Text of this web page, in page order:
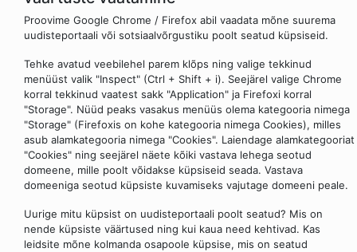
Proovime Google Chrome / Firefox abil vaadata mõne suurema
uudisteportaali või sotsiaalvõrgustiku poolt seatud küpsiseid.
Tehke avatud veebilehel parem klõps ning valige tekkinud
menüüst valik "Inspect" (Ctrl + Shift + i). Seejärel valige Chrome
korral tekkinud vaatest sakk "Application" ja Firefoxi korral
"Storage". Nüüd peaks vasakus menüüs olema kategooria nimega
"Storage" (Firefoxis on kohe kategooria nimega Cookies), milles
asub alamkategooria nimega "Cookies". Laiendage alamkategooriat
"Cookies" ning seejärel näete kõiki vastava lehega seotud
domeene, mille poolt võidakse küpsiseid seada. Vastava
domeeniga seotud küpsiste kuvamiseks vajutage domeeni peale.
Uurige mitu küpsist on uudisteportaali poolt seatud? Mis on
nende küpsiste väärtused ning kui kaua need kehtivad. Kas
leidsite mõne kolmanda osapoole küpsise, mis on seatud